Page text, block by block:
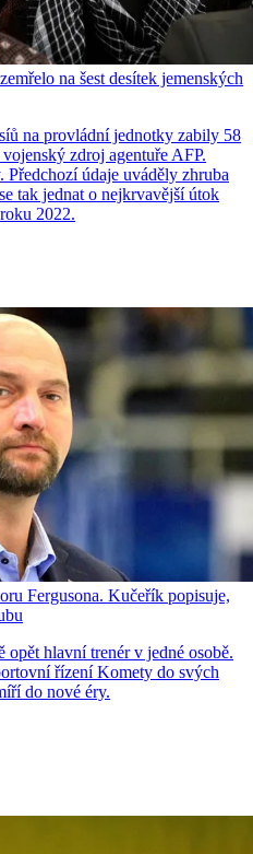
na šest desítek jemenských
na provládní jednotky zabily 58
zdroj agentuře AFP.
údaje uváděly zhruba
tak jednat o nejkrvavější útok
2022.
Fergusona. Kučeřík popisuje,
opět hlavní trenér v jedné osobě.
řízení Komety do svých
do nové éry.